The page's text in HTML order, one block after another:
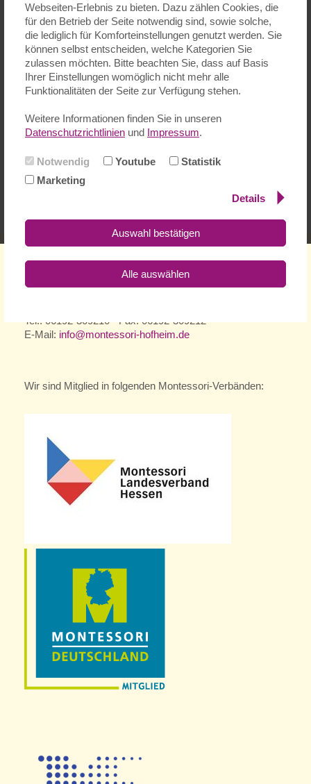
Webseiten-Erlebnis zu bieten. Dazu zählen Cookies, die
für den Betrieb der Seite notwendig sind, sowie solche,
die lediglich für Komforteinstellungen genutzt werden. Sie
können selbst entscheiden, welche Kategorien Sie
zulassen möchten. Bitte beachten Sie, dass auf Basis
Ihrer Einstellungen womöglich nicht mehr alle
Funktionalitäten der Seite zur Verfügung stehen.
Weitere Informationen finden Sie in unseren
Datenschutzrichtlinien und Impressum.
Notwendig Youtube
Statistik
Marketing
Details
Auswahl bestätigen
Alle auswählen
Unsere QR-Erklärung:
„Wir bestätigen den Qualitätsrahmen als Grundlage unserer Arbeit
und pädagogischen Entwicklung. Die Förderung einer
Prozesskultur der Reflexion und Evaluation zur Erreichung der
Ziele des Qualitätsrahmens ist uns sehr wichtig und dazu stellen
wir unseren Mitarbeiter:innen angemessene Ressourcen zur
regelmäßigen Qualitätsverbesserung und Weiterbildung zur
Verfügung.
Wir veröffentlichen einen Link zum Qualitätsrahmen, zusammen
mit dieser Erklärung und unserem eingereichten
Motivationsschreiben.“
Motivationsschreiben einsehen bzw.
Seitenübersicht
Tel.: 06192-309210 - Fax: 06192-309212
E-Mail: info@montessori-hofheim.de
Wir sind Mitglied in folgenden Montessori-Verbänden: